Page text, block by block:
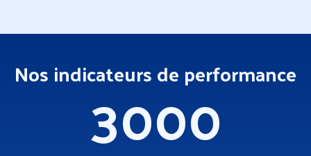
Nos indicateurs de performance
3000